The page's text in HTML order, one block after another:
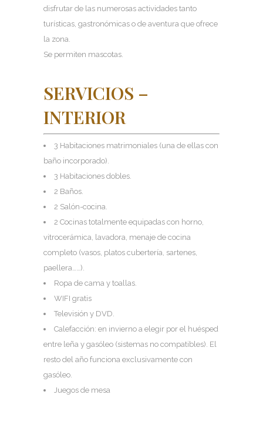
disfrutar de las numerosas actividades tanto
turísticas, gastronómicas o de aventura que ofrece
la zona.
Se permiten mascotas.
SERVICIOS –
INTERIOR
3 Habitaciones matrimoniales (una de ellas con
baño incorporado).
3 Habitaciones dobles.
2 Baños.
2 Salón-cocina.
2 Cocinas totalmente equipadas con horno,
vitrocerámica, lavadora, menaje de cocina
completo (vasos, platos cubertería, sartenes,
paellera……).
Ropa de cama y toallas.
WIFI gratis
Televisión y DVD.
Calefacción: en invierno a elegir por el huésped
entre leña y gasóleo (sistemas no compatibles). El
resto del año funciona exclusivamente con
gasóleo.
Juegos de mesa